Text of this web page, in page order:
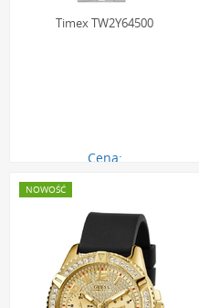
Timex TW2Y64500
Cena:
NOWOŚĆ